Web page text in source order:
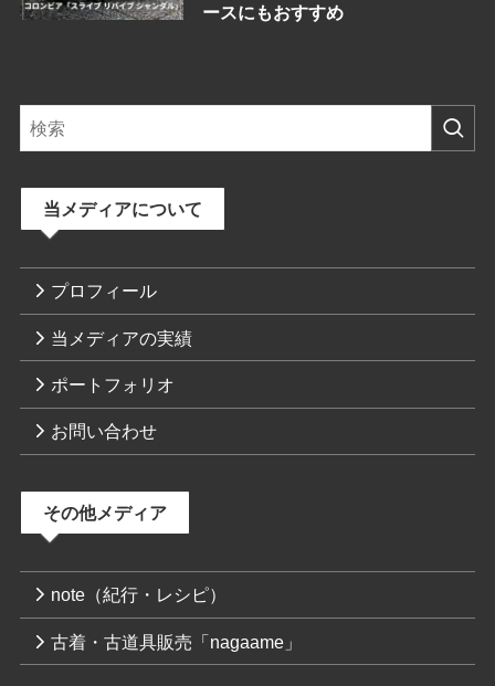
ースにもおすすめ
当メディアについて
プロフィール
当メディアの実績
ポートフォリオ
お問い合わせ
その他メディア
note（紀行・レシピ）
古着・古道具販売「nagaame」